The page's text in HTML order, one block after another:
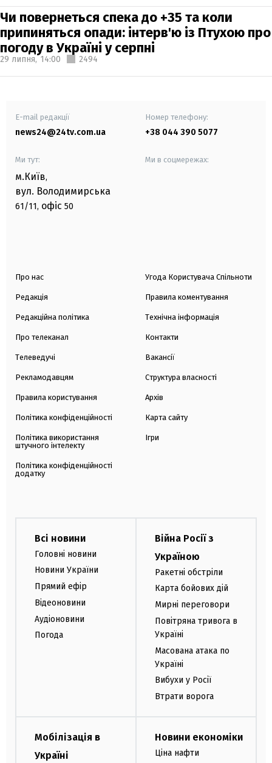
Чи повернеться спека до +35 та коли
припиняться опади: інтерв'ю із Птухою про
погоду в Україні у серпні
29 липня, 14:00 2494
E-mail редакції
news24@24tv.com.ua
Номер телефону:
+38 044 390 5077
Ми тут:
м.Київ,
вул. Володимирська
61/11, офіс 50
Ми в соцмережах:
Про нас
Редакція
Редакційна політика
Про телеканал
Телеведучі
Рекламодавцям
Правила користування
Політика конфіденційності
Політика використання
штучного інтелекту
Політика конфіденційності
додатку
Угода Користувача Спільноти
Правила коментування
Технічна інформація
Контакти
Вакансії
Структура власності
Архів
Карта сайту
Ігри
Всі новини
Головні новини
Новини України
Прямий ефір
Відеоновини
Аудіоновини
Погода
Війна Росії з
Україною
Ракетні обстріли
Карта бойових дій
Мирні переговори
Повітряна тривога в
Україні
Масована атака по
Україні
Вибухи у Росії
Втрати ворога
Мобілізація в
Україні
Новини економіки
Ціна нафти